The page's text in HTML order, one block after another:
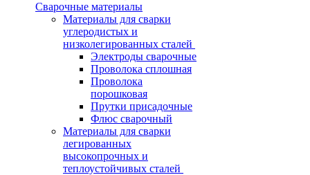
Сварочные материалы
Материалы для сварки
углеродистых и
низколегированных сталей
Электроды сварочные
Проволока сплошная
Проволока
порошковая
Прутки присадочные
Флюс сварочный
Материалы для сварки
легированных
высокопрочных и
теплоустойчивых сталей